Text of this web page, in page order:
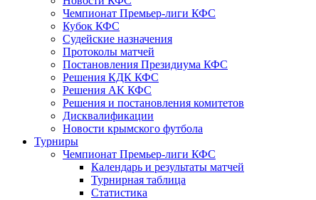
Чемпионат Премьер-лиги КФС
Кубок КФС
Судейские назначения
Протоколы матчей
Постановления Президиума КФС
Решения КДК КФС
Решения АК КФС
Решения и постановления комитетов
Дисквалификации
Новости крымского футбола
Турниры
Чемпионат Премьер-лиги КФС
Календарь и результаты матчей
Турнирная таблица
Статистика